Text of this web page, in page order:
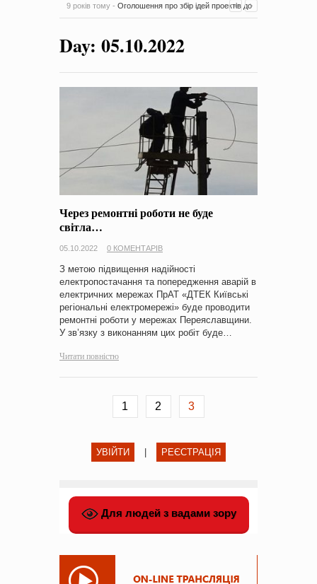
9 років тому - Оголошення про збір ідей проектів до
на період 2018 – 2020 роки Оголошення про збір ідей
проектів
0 Коментарів
Day: 05.10.2022
Через ремонтні роботи не буде
світла…
05.10.2022 0 КОМЕНТАРІВ
З метою підвищення надійності
електропостачання та попередження аварій в
електричних мережах ПрАТ «ДТЕК Київські
регіональні електромережі» буде проводити
ремонтні роботи у мережах Переяславщини.
У зв’язку з виконанням цих робіт буде…
Читати повністю
1 2 3
УВІЙТИ | РЕЄСТРАЦІЯ
Для людей з вадами зору